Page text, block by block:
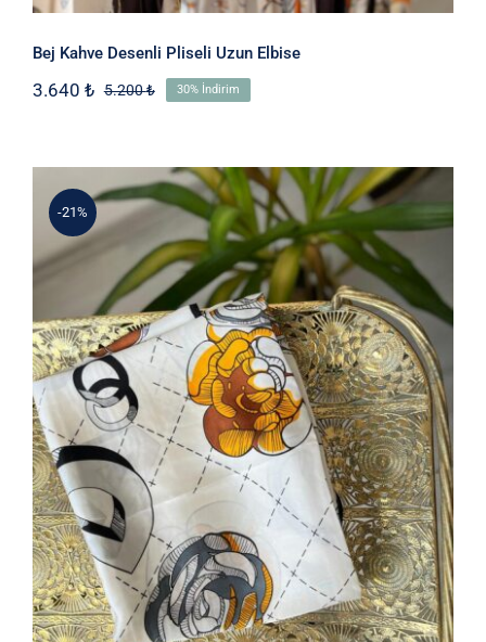
Bej Kahve Desenli Pliseli Uzun Elbise
5.200₺Orijinal
3.640 ₺
Şu
3.640 ₺.
30% İndirim
-21%
Beyaz Çiçek Desenli Şal